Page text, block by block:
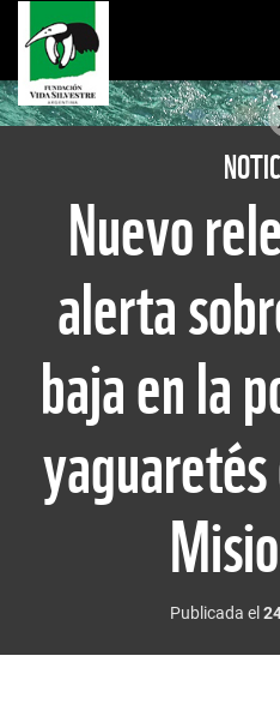
Nuevo
alerta
baja en la
Publicada el